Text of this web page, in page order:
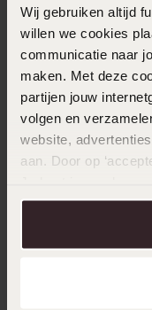
Wij gebruiken altijd
willen we cookies
communicatie naar
maken. Met deze
partijen jouw
volgen en
website,
aan. Door op
over in ons
Ook leuk